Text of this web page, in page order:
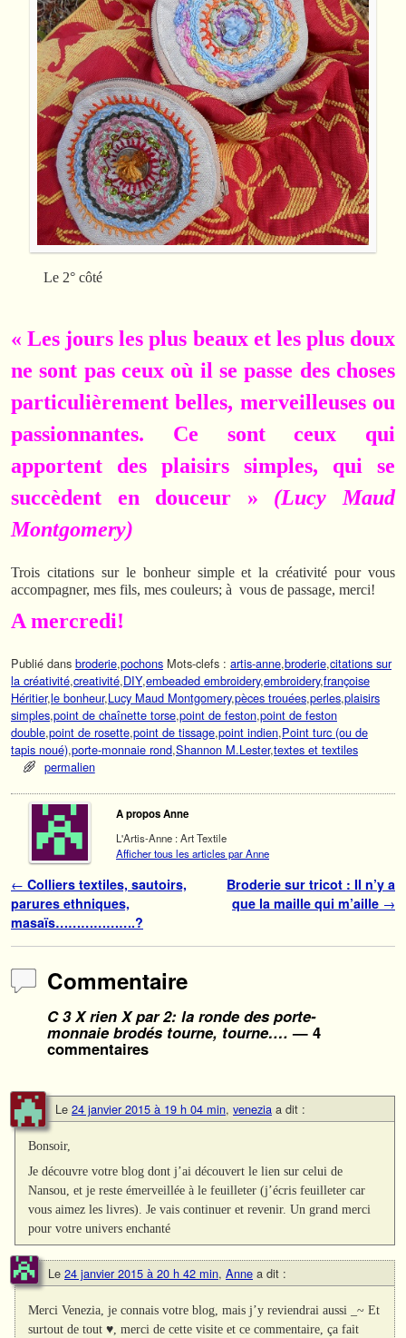
Le 2° côté
« Les jours les plus beaux et les plus doux
ne sont pas ceux où il se passe des choses
particulièrement belles, merveilleuses ou
passionnantes. Ce sont ceux qui
apportent des plaisirs simples, qui se
succèdent en douceur » (Lucy Maud
Montgomery)
Trois citations sur le bonheur simple et la créativité pour vous
accompagner, mes fils, mes couleurs; à vous de passage, merci!
A mercredi!
Publié dans broderie,pochons Mots-clefs : artis-anne,broderie,citations sur
la créativité,creativité,DIY,embeaded embroidery,embroidery,françoise
Héritier,le bonheur,Lucy Maud Montgomery,pèces trouées,perles,plaisirs
simples,point de chaînette torse,point de feston,point de feston
double,point de rosette,point de tissage,point indien,Point turc (ou de
tapis noué),porte-monnaie rond,Shannon M.Lester,textes et textiles
permalien
A propos Anne
L'Artis-Anne : Art Textile
Afficher tous les articles par Anne
Navigation des articles
← Colliers textiles, sautoirs,
parures ethniques,
masaïs……………….?
Broderie sur tricot : Il n’y a
que la maille qui m’aille →
Commentaire
C 3 X rien X par 2: la ronde des porte-
monnaie brodés tourne, tourne…. — 4
commentaires
Le 24 janvier 2015 à 19 h 04 min, venezia a dit :
Bonsoir,
Je découvre votre blog dont j’ai découvert le lien sur celui de
Nansou, et je reste émerveillée à le feuilleter (j’écris feuilleter car
vous aimez les livres). Je vais continuer et revenir. Un grand merci
pour votre univers enchanté
Le 24 janvier 2015 à 20 h 42 min, Anne a dit :
Merci Venezia, je connais votre blog, mais j’y reviendrai aussi _~ Et
surtout de tout ♥, merci de cette visite et ce commentaire, ça fait